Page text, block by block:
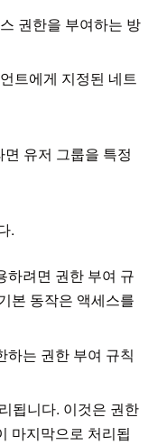
권한을 부여하는 방
트에게 지정된 네트
유저 그룹을 특정
.
하려면 권한 부여 규
본 동작은 액세스를
하는 권한 부여 규칙
됩니다. 이것은 권한
마지막으로 처리됩